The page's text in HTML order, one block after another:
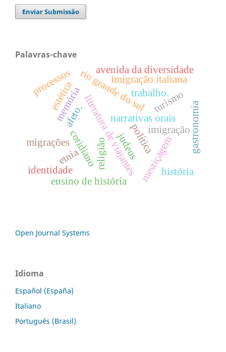
Enviar Submissão
Palavras-chave
memória narrativas orais
literatura de viajantes
cotidiano política
etnia religião
rio grande do sul
estética
mestiçagem
imigração italiana
migrações
trabalho.
judeus
processos
imigração
avenida da diversidade
turismo gastronomia
identidade
história
ensino de história
afeto.
Open Journal Systems
Idioma
Español (España)
Italiano
Português (Brasil)